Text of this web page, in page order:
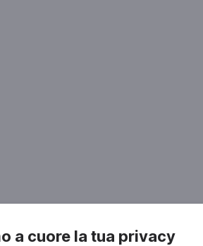
a cuore la tua privacy